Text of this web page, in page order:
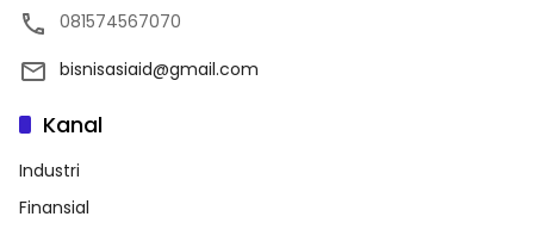
081574567070
bisnisasiaid@gmail.com
Kanal
Industri
Finansial